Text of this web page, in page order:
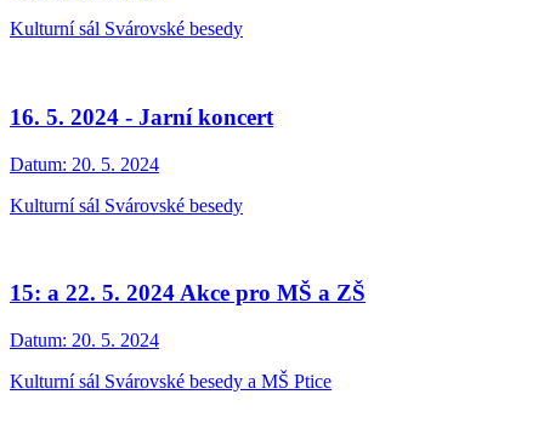
Kulturní sál Svárovské besedy
16. 5. 2024 - Jarní koncert
Datum: 20. 5. 2024
Kulturní sál Svárovské besedy
15: a 22. 5. 2024 Akce pro MŠ a ZŠ
Datum: 20. 5. 2024
Kulturní sál Svárovské besedy a MŠ Ptice